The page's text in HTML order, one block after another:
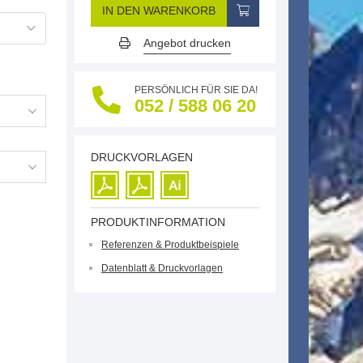
IN DEN WARENKORB
Angebot drucken
PERSÖNLICH FÜR SIE DA!
052 / 588 06 20
DRUCKVORLAGEN
PRODUKTINFORMATION
Referenzen & Produktbeispiele
Datenblatt & Druckvorlagen